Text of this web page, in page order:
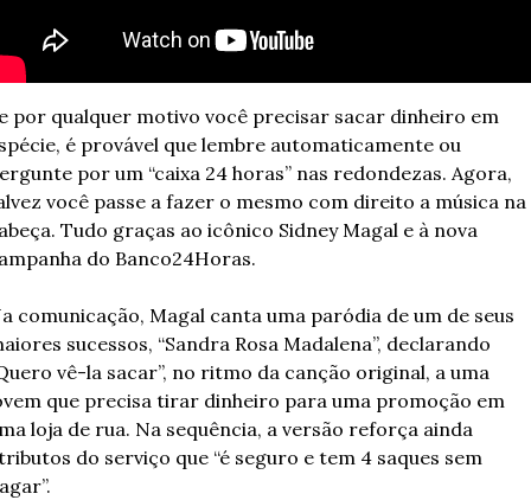
por qualquer motivo você precisar sacar dinheiro em
é provável que lembre automaticamente ou
por um “caixa 24 horas” nas redondezas. Agora,
você passe a fazer o mesmo com direito a música na
Tudo graças ao icônico Sidney Magal e à nova
do Banco24Horas.
comunicação, Magal canta uma paródia de um de seus
sucessos, “Sandra Rosa Madalena”, declarando
vê-la sacar”, no ritmo da canção original, a uma
que precisa tirar dinheiro para uma promoção em
loja de rua. Na sequência, a versão reforça ainda
do serviço que “é seguro e tem 4 saques sem